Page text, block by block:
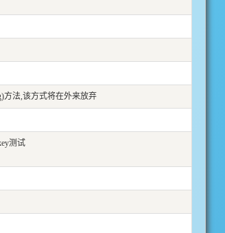
方法,该方式将在外来放弃
测试